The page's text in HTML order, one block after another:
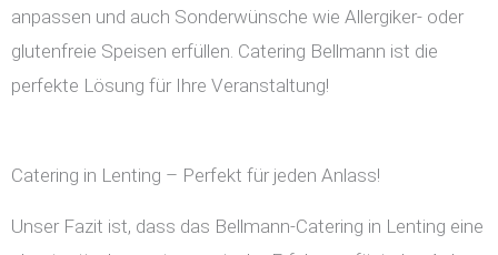
anpassen und auch Sonderwünsche wie Allergiker- oder
glutenfreie Speisen erfüllen. Catering Bellmann ist die
perfekte Lösung für Ihre Veranstaltung!
Catering in Lenting – Perfekt für jeden Anlass!
Unser Fazit ist, dass das Bellmann-Catering in Lenting eine